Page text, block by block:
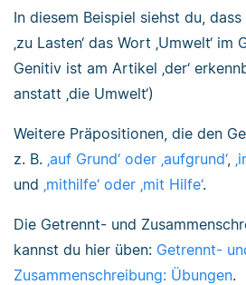
In diesem Beispiel siehst du, dass
‚zu Lasten‘ das Wort ‚Umwelt‘
Genitiv ist am Artikel ‚der‘
anstatt ‚die Umwelt‘)
Weitere Präpositionen, die den
z. B. ‚auf Grund‘ oder ‚aufgrund‘,
und ‚mithilfe‘ oder ‚mit Hilfe‘.
Die Getrennt- und
kannst du hier üben: Getrennt-
Zusammenschreibung: Übungen.